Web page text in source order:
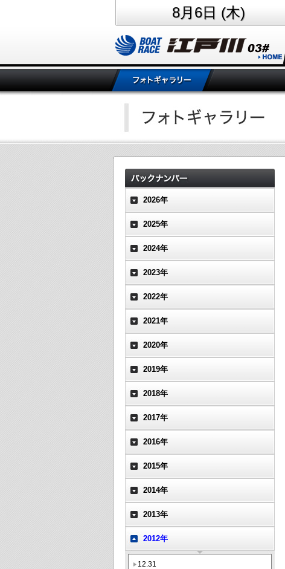
8月6日 (木)
2026年
2025年
2024年
2023年
2022年
2021年
2020年
2019年
2018年
2017年
2016年
2015年
2014年
2013年
2012年
12.31